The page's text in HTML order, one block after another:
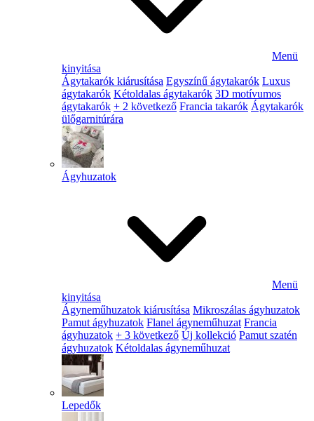
Menü
kinyitása
Ágytakarók kiárusítása Egyszínű ágytakarók Luxus
ágytakarók Kétoldalas ágytakarók 3D motívumos
ágytakarók + 2 következő Francia takarók Ágytakarók
ülőgarnitúrára
Ágyhuzatok
Menü
kinyitása
Ágyneműhuzatok kiárusítása Mikroszálas ágyhuzatok
Pamut ágyhuzatok Flanel ágyneműhuzat Francia
ágyhuzatok + 3 következő Új kollekció Pamut szatén
ágyhuzatok Kétoldalas ágyneműhuzat
Lepedők